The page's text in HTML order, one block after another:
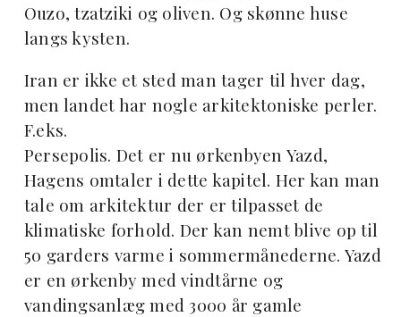
Ouzo, tzatziki og oliven. Og skønne huse
langs kysten.
Iran er ikke et sted man tager til hver dag,
men landet har nogle arkitektoniske perler.
F.eks.
Persepolis. Det er nu ørkenbyen Yazd,
Hagens omtaler i dette kapitel. Her kan man
tale om arkitektur der er tilpasset de
klimatiske forhold. Der kan nemt blive op til
50 garders varme i sommermånederne. Yazd
er en ørkenby med vindtårne og
vandingsanlæg med 3000 år gamle